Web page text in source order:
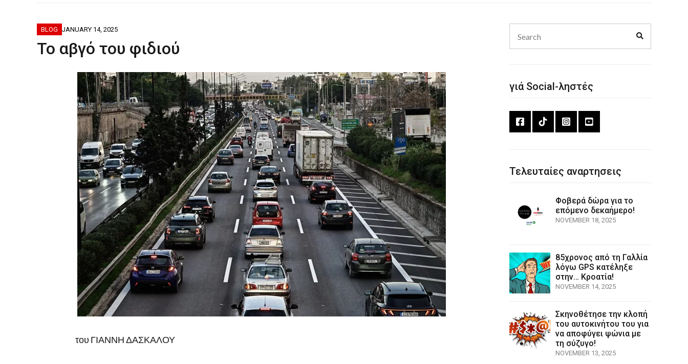
BLOG JANUARY 14, 2025
Το αβγό του φιδιού
του ΓΙΑΝΝΗ ΔΑΣΚΑΛΟΥ
for:
γιά Social-ληστές
Τελευταίες αναρτησεις
Φοβερά δώρα για το
επόμενο δεκαήμερο!
NOVEMBER 18, 2025
85χρονος από τη Γαλλία
λόγω GPS κατέληξε
στην… Κροατία!
NOVEMBER 14, 2025
Σκηνοθέτησε την κλοπή
του αυτοκινήτου του για
να αποφύγει ψώνια με
τη σύζυγο!
NOVEMBER 13, 2025